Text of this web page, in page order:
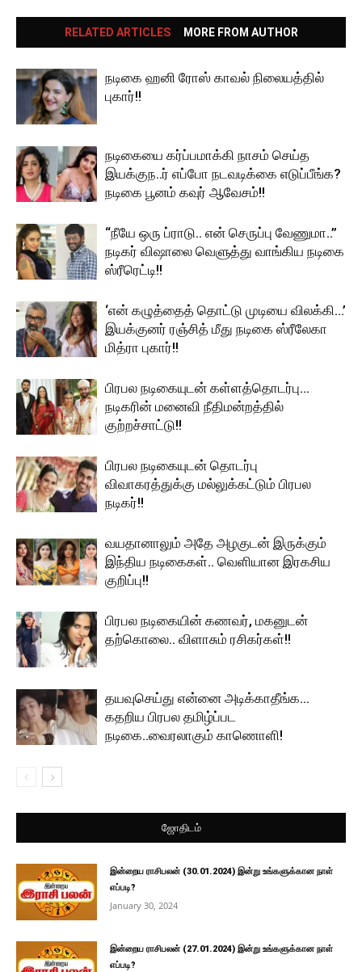
RELATED ARTICLES MORE FROM AUTHOR
நடிகை ஹனி ரோஸ் காவல் நிலையத்தில்
புகார்!!
நடிகையை கர்ப்பமாக்கி நாசம் செய்த
இயக்குந..ர் எப்போ நடவடிக்கை எடுப்பீங்க?
நடிகை பூனம் கவுர் ஆவேசம்!!
“நீயே ஒரு ப்ராடு.. என் செருப்பு வேணுமா..”
நடிகர் விஷாலை வெளுத்து வாங்கிய நடிகை
ஸ்ரீரெட்டி!!
‘என் கழுத்தைத் தொட்டு முடியை விலக்கி…’
இயக்குனர் ரஞ்சித் மீது நடிகை ஸ்ரீலேகா
மித்ரா புகார்!!
பிரபல நடிகையுடன் கள்ளத்தொடர்பு…
நடிகரின் மனைவி நீதிமன்றத்தில்
குற்றச்சாட்டு!!
பிரபல நடிகையுடன் தொடர்பு
விவாகரத்துக்கு மல்லுக்கட்டும் பிரபல
நடிகர்!!
வயதானாலும் அதே அழகுடன் இருக்கும்
இந்திய நடிகைகள்.. வெளியான இரகசிய
குறிப்பு!!
பிரபல நடிகையின் கணவர், மகனுடன்
தற்கொலை.. விளாசும் ரசிகர்கள்!!
தயவுசெய்து என்னை அடிக்காதீங்க…
கதறிய பிரபல தமிழ்ப்பட
நடிகை..வைரலாகும் காணொளி!
ஜோதிடம்
இன்றைய ராசிபலன் (30.01.2024) இன்று உங்களுக்கான நாள்
எப்படி?
January 30, 2024
இன்றைய ராசிபலன் (27.01.2024) இன்று உங்களுக்கான நாள்
எப்படி?